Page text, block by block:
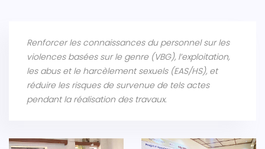
Renforcer les connaissances du personnel sur les
violences basées sur le genre (VBG), l’exploitation,
les abus et le harcèlement sexuels (EAS/HS), et
réduire les risques de survenue de tels actes
pendant la réalisation des travaux.